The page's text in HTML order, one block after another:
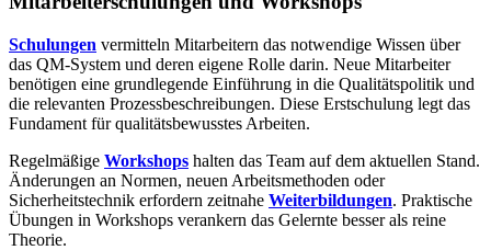
Schulungen vermitteln Mitarbeitern das notwendige Wissen über
das QM-System und deren eigene Rolle darin. Neue Mitarbeiter
benötigen eine grundlegende Einführung in die Qualitätspolitik und
die relevanten Prozessbeschreibungen. Diese Erstschulung legt das
Fundament für qualitätsbewusstes Arbeiten.
Regelmäßige Workshops halten das Team auf dem aktuellen Stand.
Änderungen an Normen, neuen Arbeitsmethoden oder
Sicherheitstechnik erfordern zeitnahe Weiterbildungen. Praktische
Übungen in Workshops verankern das Gelernte besser als reine
Theorie.